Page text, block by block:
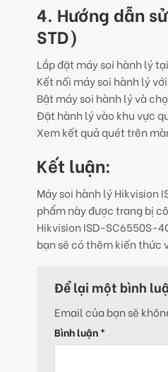
4. Hướng dẫn
STD)
Lắp đặt máy soi hành lý
Kết nối máy soi hành lý
Bật máy soi hành lý và
Đặt hành lý vào khu vực
Xem kết quả quét trên
Kết luận:
Máy soi hành lý Hikvision
phẩm này được trang bị
Hikvision ISD-SC6550S-
bạn sẽ có thêm kiến thức
Để lại một bình
Email của bạn sẽ
Bình luận *